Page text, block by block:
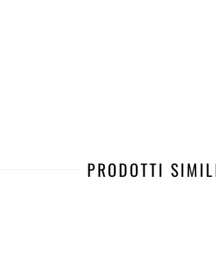
PRODOTTI